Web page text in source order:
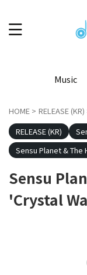
Music
HOME > RELEASE (KR)
RELEASE (KR)
Sensu Planet & The
Sensu
'Crystal